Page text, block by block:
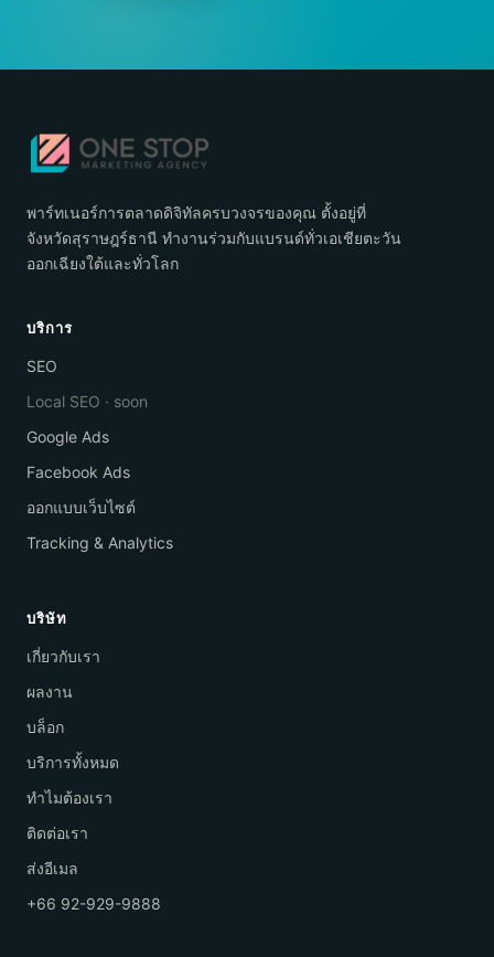
พาร์ทเนอร์การตลาดดิจิทัลครบวงจรของคุณ ตั้งอยู่ที่
จังหวัดสุราษฎร์ธานี ทำงานร่วมกับแบรนด์ทั่วเอเชียตะวัน
ออกเฉียงใต้และทั่วโลก
บริการ
SEO
Local SEO · soon
Google Ads
Facebook Ads
ออกแบบเว็บไซต์
Tracking & Analytics
บริษัท
เกี่ยวกับเรา
ผลงาน
บล็อก
บริการทั้งหมด
ทำไมต้องเรา
ติดต่อเรา
ส่งอีเมล
+66 92-929-9888